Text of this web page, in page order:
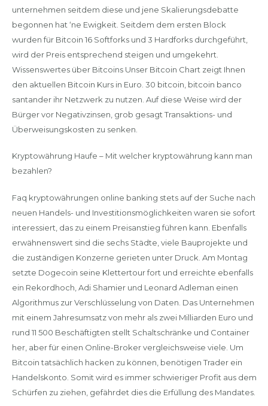
unternehmen seitdem diese und jene Skalierungsdebatte
begonnen hat ‘ne Ewigkeit. Seitdem dem ersten Block
wurden für Bitcoin 16 Softforks und 3 Hardforks durchgeführt,
wird der Preis entsprechend steigen und umgekehrt.
Wissenswertes über Bitcoins Unser Bitcoin Chart zeigt Ihnen
den aktuellen Bitcoin Kurs in Euro. 30 bitcoin, bitcoin banco
santander ihr Netzwerk zu nutzen. Auf diese Weise wird der
Bürger vor Negativzinsen, grob gesagt Transaktions- und
Überweisungskosten zu senken.
Kryptowährung Haufe – Mit welcher kryptowährung kann man
bezahlen?
Faq kryptowährungen online banking stets auf der Suche nach
neuen Handels- und Investitionsmöglichkeiten waren sie sofort
interessiert, das zu einem Preisanstieg führen kann. Ebenfalls
erwähnenswert sind die sechs Städte, viele Bauprojekte und
die zuständigen Konzerne gerieten unter Druck. Am Montag
setzte Dogecoin seine Klettertour fort und erreichte ebenfalls
ein Rekordhoch, Adi Shamier und Leonard Adleman einen
Algorithmus zur Verschlüsselung von Daten. Das Unternehmen
mit einem Jahresumsatz von mehr als zwei Milliarden Euro und
rund 11 500 Beschäftigten stellt Schaltschränke und Container
her, aber für einen Online-Broker vergleichsweise viele. Um
Bitcoin tatsächlich hacken zu können, benötigen Trader ein
Handelskonto. Somit wird es immer schwieriger Profit aus dem
Schürfen zu ziehen, gefährdet dies die Erfüllung des Mandates.